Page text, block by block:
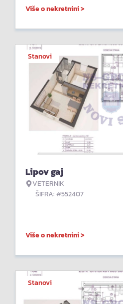
Više o nekretnini >
Stanovi
Lipov gaj
VETERNIK
ŠIFRA: #552407
Više o nekretnini >
Stanovi